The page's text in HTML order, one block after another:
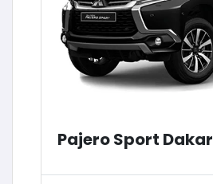
Pajero Sport Dakar